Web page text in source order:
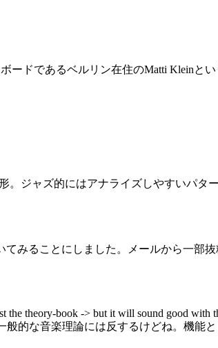
ードであるベルリン在住のMatti Kleinとい
。ジャズ的にはアナライズしやすいパ
みることにしました。メールから一部抜
theory-book -> but it will sound good with
般的な音楽理論には反するけどね。機